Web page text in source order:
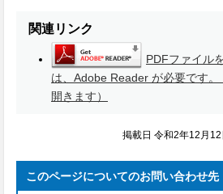
関連リンク
PDFファイル
は、Adobe Reader が必要です
開きます）
掲載日 令和2年12月12
このページについてのお問い合わせ先